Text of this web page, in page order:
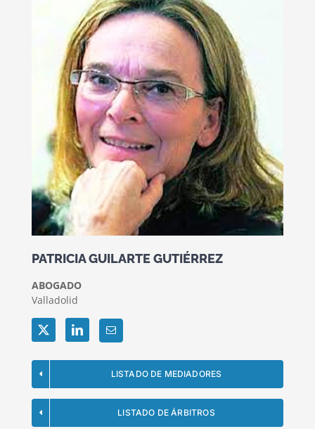
PATRICIA GUILARTE GUTIÉRREZ
ABOGADO
Valladolid
TwitterLinkedIn
LISTADO DE MEDIADORES
LISTADO DE ÁRBITROS